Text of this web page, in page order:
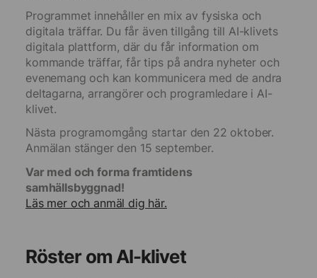
Programmet innehåller en mix av fysiska och
digitala träffar. Du får även tillgång till AI-klivets
digitala plattform, där du får information om
kommande träffar, får tips på andra nyheter och
evenemang och kan kommunicera med de andra
deltagarna, arrangörer och programledare i AI-
klivet.
Nästa programomgång startar den 22 oktober.
Anmälan stänger den 15 september.
Var med och forma framtidens
samhällsbyggnad!
Läs mer och anmäl dig här.
Röster om AI-klivet